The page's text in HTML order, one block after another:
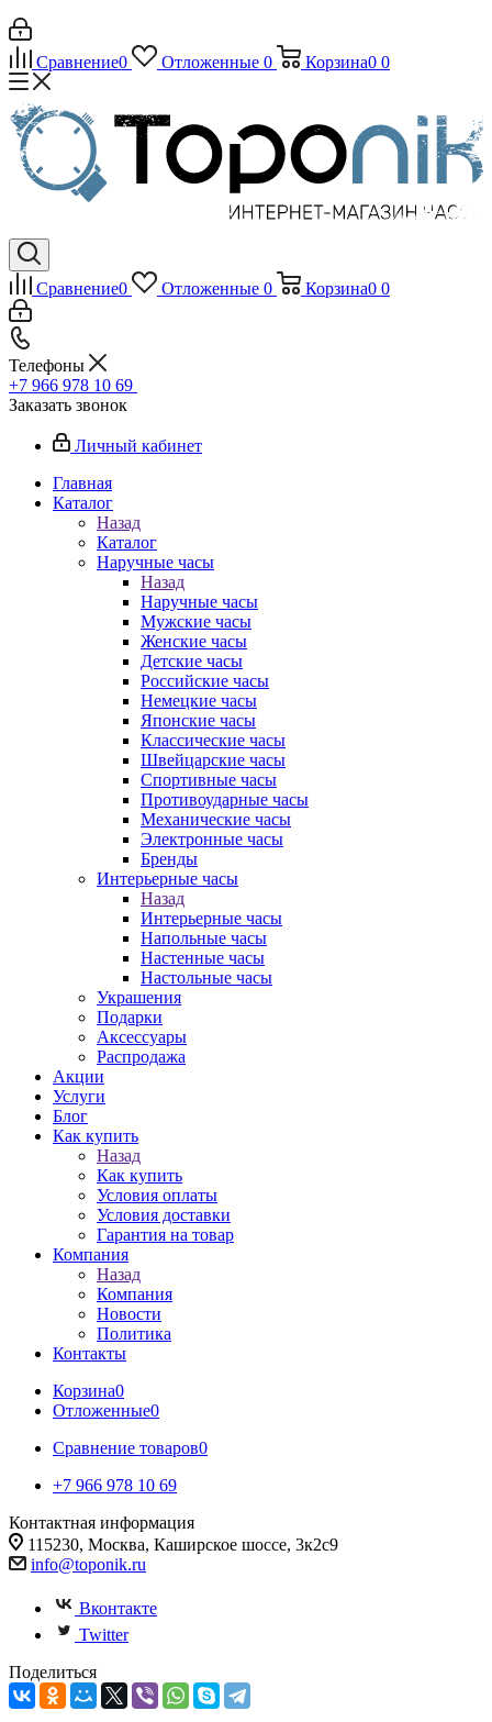
Сравнение0 Отложенные 0 Корзина0 0
Сравнение0 Отложенные 0 Корзина0 0
Телефоны
+7 966 978 10 69
Заказать звонок
Личный кабинет
Главная
Каталог
Назад
Каталог
Наручные часы
Назад
Наручные часы
Мужские часы
Женские часы
Детские часы
Российские часы
Немецкие часы
Японские часы
Классические часы
Швейцарские часы
Спортивные часы
Противоударные часы
Механические часы
Электронные часы
Бренды
Интерьерные часы
Назад
Интерьерные часы
Напольные часы
Настенные часы
Настольные часы
Украшения
Подарки
Аксессуары
Распродажа
Акции
Услуги
Блог
Как купить
Назад
Как купить
Условия оплаты
Условия доставки
Гарантия на товар
Компания
Назад
Компания
Новости
Политика
Контакты
Корзина0
Отложенные0
Сравнение товаров0
+7 966 978 10 69
Контактная информация
115230, Москва, Каширское шоссе, 3к2с9
info@toponik.ru
Вконтакте
Twitter
Поделиться